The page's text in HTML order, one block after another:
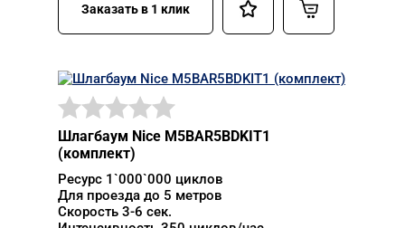
Заказать в 1 клик
Шлагбаум Nice M5BAR5BDKIT1
(комплект)
Ресурс 1`000`000 циклов
Для проезда до 5 метров
Скорость 3-6 сек.